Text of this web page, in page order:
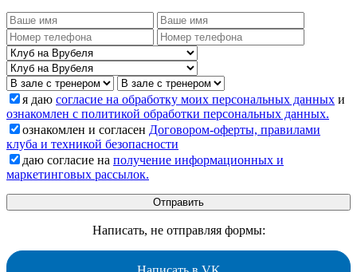
я даю согласие на обработку моих персональных данных и
ознакомлен с политикой обработки персональных данных.
ознакомлен и согласен Договором-оферты, правилами
клуба и техникой безопасности
даю согласие на получение информационных и
маркетинговых рассылок.
Написать, не отправляя формы: